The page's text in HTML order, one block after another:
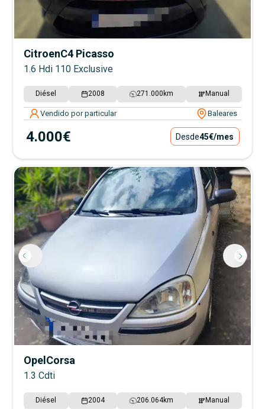
CitroenC4 Picasso
1.6 Hdi 110 Exclusive
Diésel 2008 271.000 km Manual
Vendido por particular Baleares
4.000€ Desde45€/mes
OpelCorsa
1.3 Cdti
Diésel 2004 206.064km Manual